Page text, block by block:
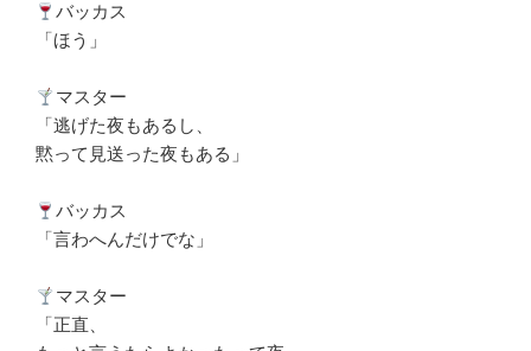
バッカス
「ほう」
マスター
「逃げた夜もあるし、
黙って見送った夜もある」
バッカス
「言わへんだけでな」
マスター
「正直、